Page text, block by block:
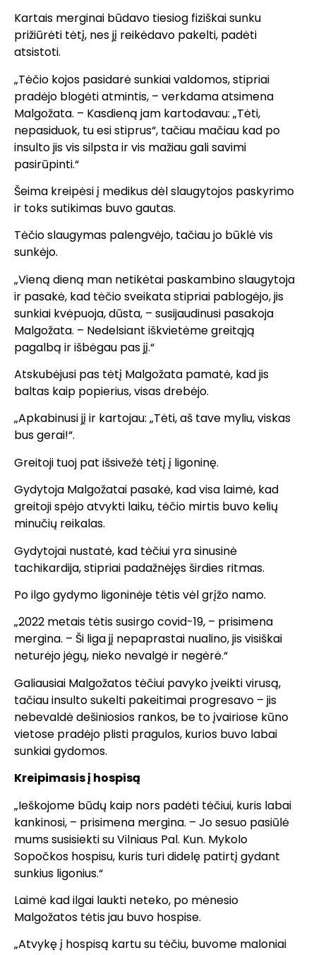
Kartais merginai būdavo tiesiog fiziškai sunku
prižiūrėti tėtį, nes jį reikėdavo pakelti, padėti
atsistoti.
„Tėčio kojos pasidarė sunkiai valdomos, stipriai
pradėjo blogėti atmintis, – verkdama atsimena
Malgožata. – Kasdieną jam kartodavau: „Tėti,
nepasiduok, tu esi stiprus“, tačiau mačiau kad po
insulto jis vis silpsta ir vis mažiau gali savimi
pasirūpinti.“
Šeima kreipėsi į medikus dėl slaugytojos paskyrimo
ir toks sutikimas buvo gautas.
Tėčio slaugymas palengvėjo, tačiau jo būklė vis
sunkėjo.
„Vieną dieną man netikėtai paskambino slaugytoja
ir pasakė, kad tėčio sveikata stipriai pablogėjo, jis
sunkiai kvėpuoja, dūsta, – susijaudinusi pasakoja
Malgožata. – Nedelsiant iškvietėme greitąją
pagalbą ir išbėgau pas jį.“
Atskubėjusi pas tėtį Malgožata pamatė, kad jis
baltas kaip popierius, visas drebėjo.
„Apkabinusi jį ir kartojau: „Tėti, aš tave myliu, viskas
bus gerai!“.
Greitoji tuoj pat išsivežė tėtį į ligoninę.
Gydytoja Malgožatai pasakė, kad visa laimė, kad
greitoji spėjo atvykti laiku, tėčio mirtis buvo kelių
minučių reikalas.
Gydytojai nustatė, kad tėčiui yra sinusinė
tachikardija, stipriai padažnėjęs širdies ritmas.
Po ilgo gydymo ligoninėje tėtis vėl grįžo namo.
„2022 metais tėtis susirgo covid-19, – prisimena
mergina. – Ši liga jį nepaprastai nualino, jis visiškai
neturėjo jėgų, nieko nevalgė ir negėrė.“
Galiausiai Malgožatos tėčiui pavyko įveikti virusą,
tačiau insulto sukelti pakeitimai progresavo – jis
nebevaldė dešiniosios rankos, be to įvairiose kūno
vietose pradėjo plisti pragulos, kurios buvo labai
sunkiai gydomos.
Kreipimasis į hospisą
„Ieškojome būdų kaip nors padėti tėčiui, kuris labai
kankinosi, – prisimena mergina. – Jo sesuo pasiūlė
mums susisiekti su Vilniaus Pal. Kun. Mykolo
Sopočkos hospisu, kuris turi didelę patirtį gydant
sunkius ligonius.“
Laimė kad ilgai laukti neteko, po mėnesio
Malgožatos tėtis jau buvo hospise.
„Atvykę į hospisą kartu su tėčiu, buvome maloniai